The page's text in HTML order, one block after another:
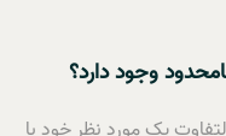
وجود دارد؟